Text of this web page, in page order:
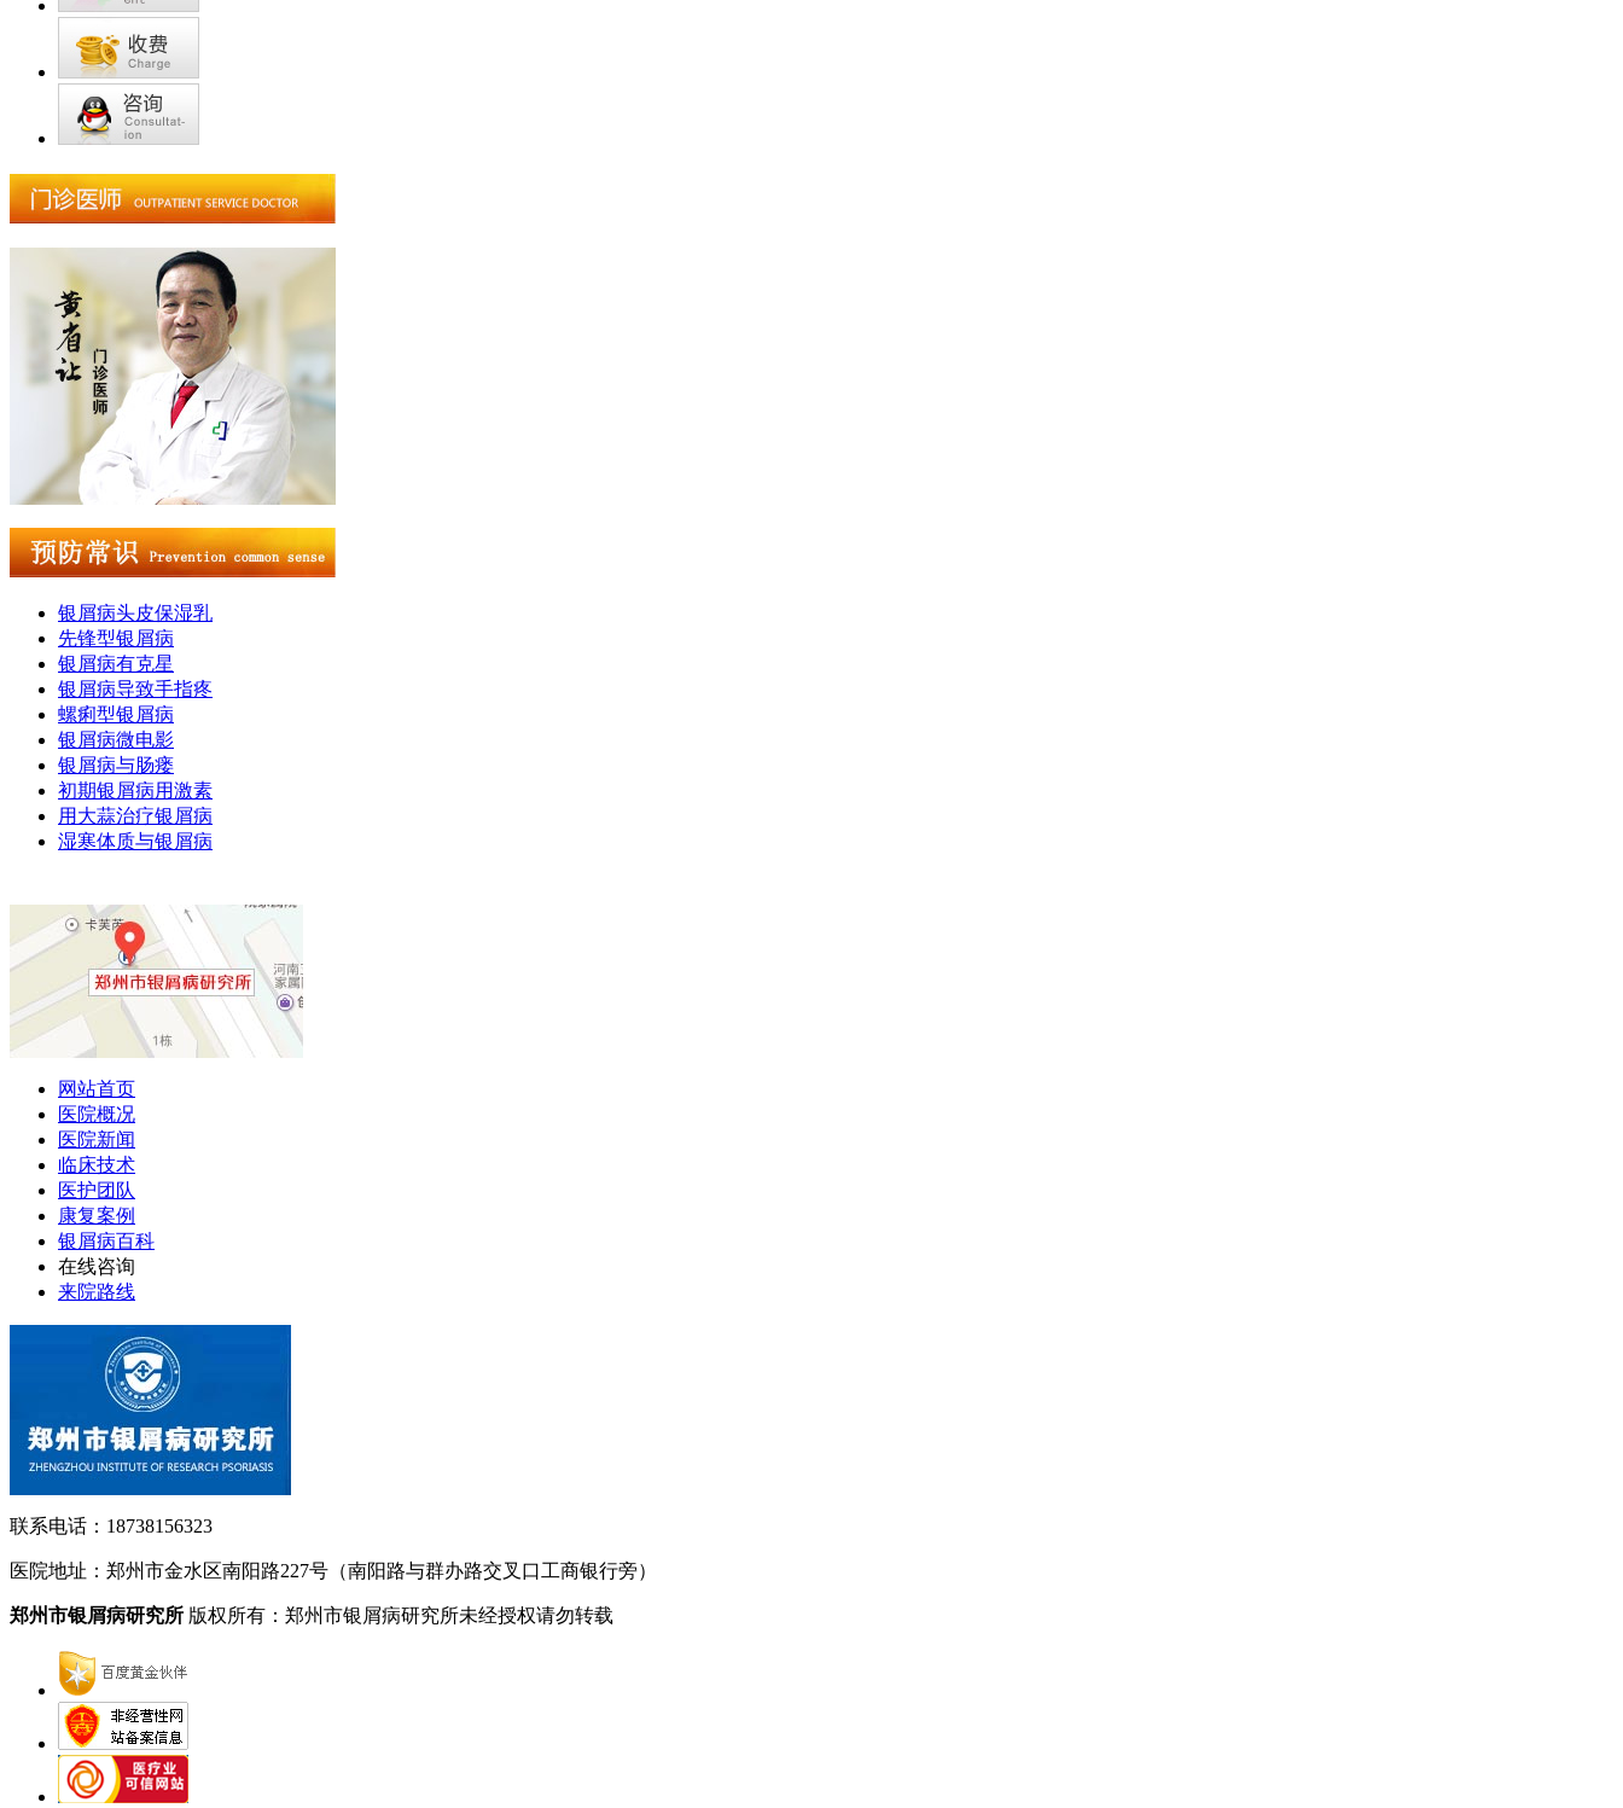
银屑病头皮保湿乳
先锋型银屑病
银屑病有克星
银屑病导致手指疼
螺痢型银屑病
银屑病微电影
银屑病与肠瘘
初期银屑病用激素
用大蒜治疗银屑病
湿寒体质与银屑病
网站首页
医院概况
医院新闻
临床技术
医护团队
康复案例
银屑病百科
在线咨询
来院路线
联系电话：18738156323
医院地址：郑州市金水区南阳路227号（南阳路与群办路交叉口工商银行旁）
郑州市银屑病研究所 版权所有：郑州市银屑病研究所未经授权请勿转载